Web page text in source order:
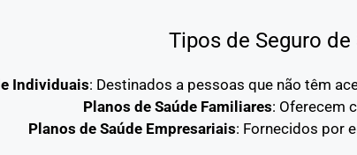
Tipos de Seguro de
Individuais: Destinados a pessoas que não têm
Planos de Saúde Familiares: Oferecem
Planos de Saúde Empresariais: Fornecidos por